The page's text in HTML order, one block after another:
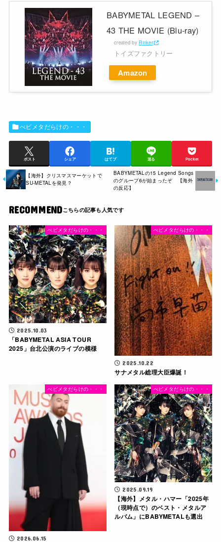
BABYMETAL LEGEND –
43 THE MOVIE (Blu-ray)
created by Rinker
トイズファクトリー
Amazon
べビメタだらけの・・・
ポスト シェア はてブ 送る Pocket
【海外】クリスマスマーケットで
SU-METALを発見？
BABYMETALの15 Legend Songs
のグループ6が始まったぞ 【海外
の反応】
RECOMMEND
べビメタだらけの・・・
2025.10.03
「BABYMETAL ASIA TOUR
2025」台北公演のライブの模様
べビメタだらけの・・・
2025.10.22
サナメタル総理大臣爆誕！
べビメタだらけの・・・
2026.06.15
べビメタだらけの・・・
2025.09.19
【海外】メタル・ハマー「2025年
（現時点で）のベスト・メタルア
ルバム」にBABYMETALも選出